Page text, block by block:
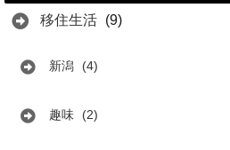
移住生活 (9)
新潟 (4)
趣味 (2)